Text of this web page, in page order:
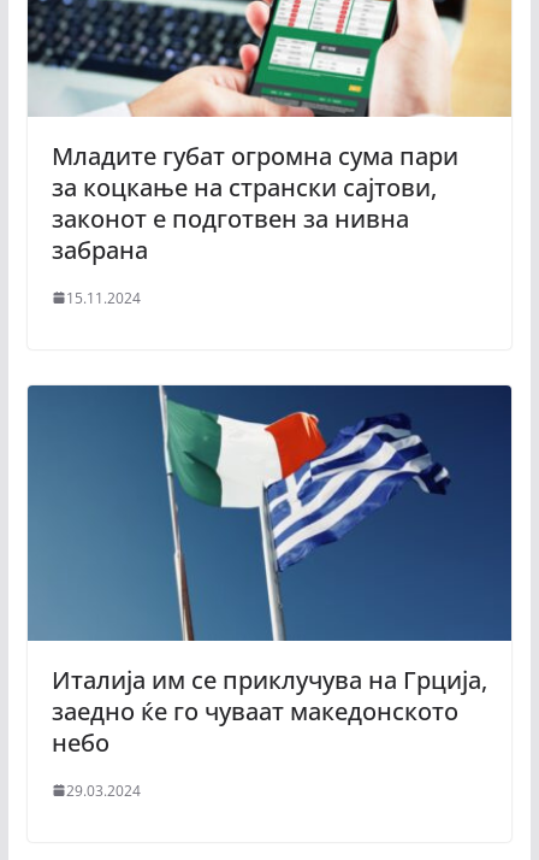
Младите губат огромна сума пари
за коцкање на странски сајтови,
законот е подготвен за нивна
забрана
15.11.2024
Италија им се приклучува на Грција,
заедно ќе го чуваат македонското
небо
29.03.2024